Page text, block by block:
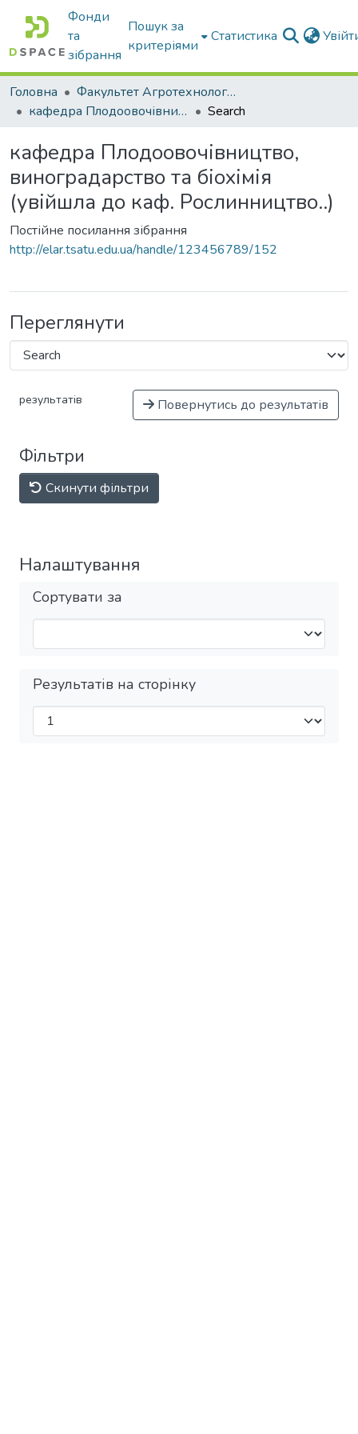
Фонди
та
зібрання
Пошук за
критеріями
Статистика
Головна
Факультет Агротехнологій та екології
кафедра Плодоовочівництво, виноградарство та біохімія (увійшла до каф. Рослинництво..)
Search
кафедра Плодоовочівництво,
виноградарство та біохімія
(увійшла до каф. Рослинництво..)
Постійне посилання зібрання
http://elar.tsatu.edu.ua/handle/123456789/152
Переглянути
результатів Повернутись до результатів
Фільтри
Скинути фільтри
Налаштування
Сортувати за
Результатів на сторінку